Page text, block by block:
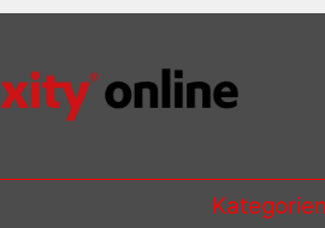
Kategorien